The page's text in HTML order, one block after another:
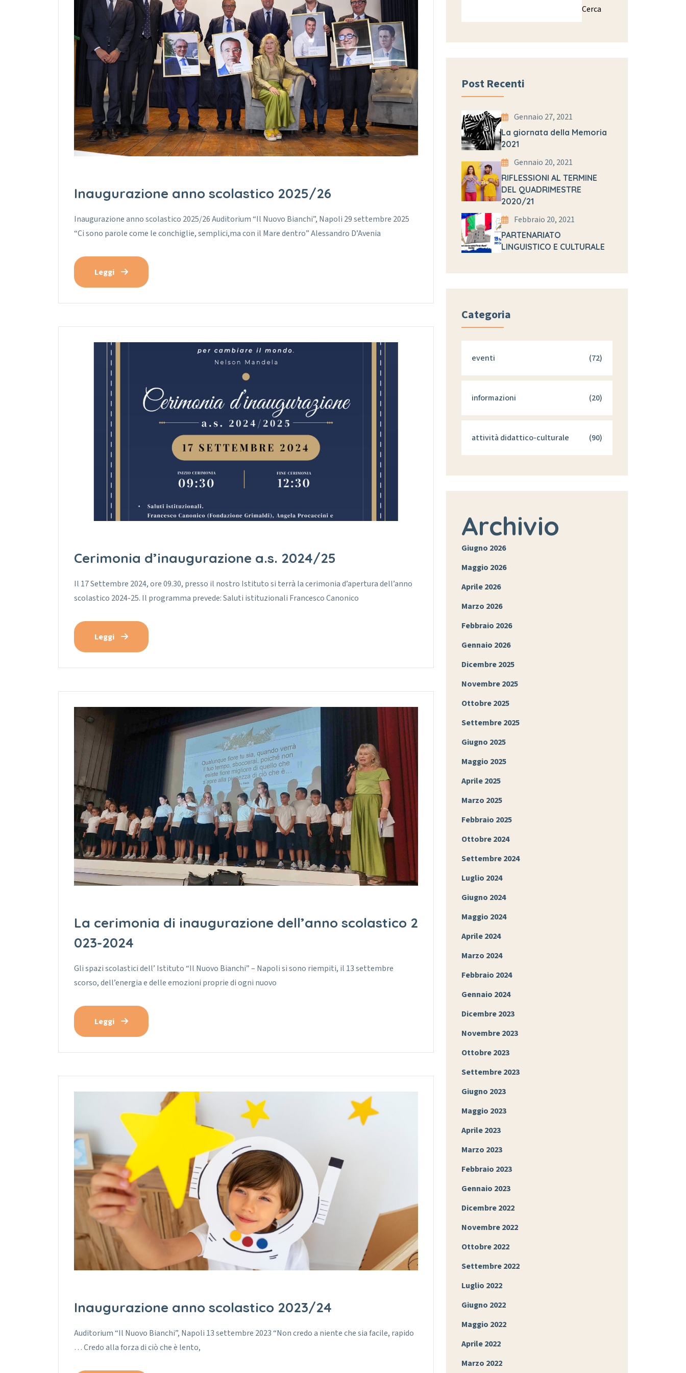
Inaugurazione anno scolastico 2025/26
Inaugurazione anno scolastico 2025/26 Auditorium “Il Nuovo Bianchi”, Napoli 29 settembre 2025
“Ci sono parole come le conchiglie, semplici,ma con il Mare dentro” Alessandro D’Avenia
Leggi
Cerimonia d’inaugurazione a.s. 2024/25
Il 17 Settembre 2024, ore 09.30, presso il nostro Istituto si terrà la cerimonia d’apertura dell’anno
scolastico 2024-25. Il programma prevede: Saluti istituzionali Francesco Canonico
Leggi
La cerimonia di inaugurazione dell’anno scolastico 2
023-2024
Gli spazi scolastici dell’ Istituto “Il Nuovo Bianchi” – Napoli si sono riempiti, il 13 settembre
scorso, dell’energia e delle emozioni proprie di ogni nuovo
Leggi
Inaugurazione anno scolastico 2023/24
Auditorium “Il Nuovo Bianchi”, Napoli 13 settembre 2023 “Non credo a niente che sia facile, rapido
… Credo alla forza di ciò che è lento,
Cerca
Post Recenti
Gennaio 27, 2021
La giornata della Memoria
2021
Gennaio 20, 2021
RIFLESSIONI AL TERMINE
DEL QUADRIMESTRE
2020/21
Febbraio 20, 2021
PARTENARIATO
LINGUISTICO E CULTURALE
Categoria
eventi (72)
informazioni (20)
attività didattico-culturale (90)
Archivio
Giugno 2026
Maggio 2026
Aprile 2026
Marzo 2026
Febbraio 2026
Gennaio 2026
Dicembre 2025
Novembre 2025
Ottobre 2025
Settembre 2025
Giugno 2025
Maggio 2025
Aprile 2025
Marzo 2025
Febbraio 2025
Ottobre 2024
Settembre 2024
Luglio 2024
Giugno 2024
Maggio 2024
Aprile 2024
Marzo 2024
Febbraio 2024
Gennaio 2024
Dicembre 2023
Novembre 2023
Ottobre 2023
Settembre 2023
Giugno 2023
Maggio 2023
Aprile 2023
Marzo 2023
Febbraio 2023
Gennaio 2023
Dicembre 2022
Novembre 2022
Ottobre 2022
Settembre 2022
Luglio 2022
Giugno 2022
Maggio 2022
Aprile 2022
Marzo 2022